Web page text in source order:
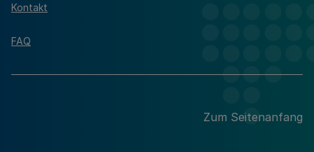
Kontakt
FAQ
Zum Seitenanfang